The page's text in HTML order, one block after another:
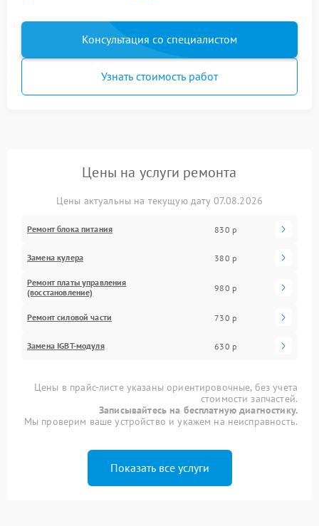
Консультация со специалистом
Узнать стоимость работ
Цены на услуги ремонта
Цены актуальны на текущую дату 07.08.2026
Ремонт блока питания 830 р
Замена кулера 380 р
Ремонт платы управления
(восстановление)
980 р
Ремонт силовой части 730 р
Замена IGBT-модуля 630 р
Цены в прайс-листе указаны ориентировочные, без учета
стоимости запчастей.
Записывайтесь на бесплатную диагностику.
Мы проверим ваше устройство и укажем на неисправность.
Показать все услуги